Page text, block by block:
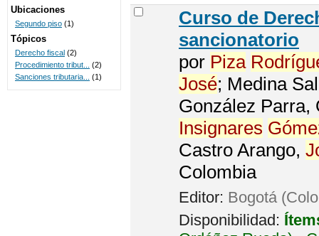
Curso de
sancionatorio
por Piza
José; Medina
González Parra,
Insignares
Castro Arango,
Colombia
Editor: Bogotá
Disponibilidad:
Ubicaciones
Segundo piso (1)
Tópicos
Derecho fiscal (2)
Procedimiento tribut...
(2)
Sanciones tributaria... (1)